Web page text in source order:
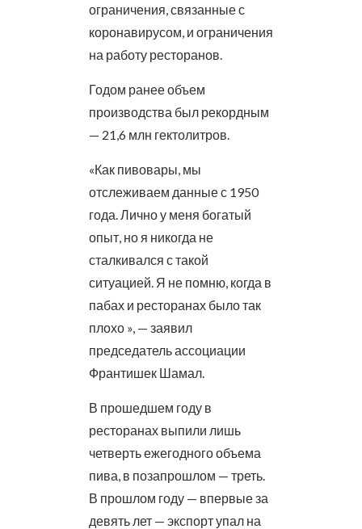
ограничения, связанные с
коронавирусом, и ограничения
на работу ресторанов.
Годом ранее объем
производства был рекордным
— 21,6 млн гектолитров.
«Как пивовары, мы
отслеживаем данные с 1950
года. Лично у меня богатый
опыт, но я никогда не
сталкивался с такой
ситуацией. Я не помню, когда в
пабах и ресторанах было так
плохо », — заявил
председатель ассоциации
Франтишек Шамал.
В прошедшем году в
ресторанах выпили лишь
четверть ежегодного объема
пива, в позапрошлом — треть.
В прошлом году — впервые за
девять лет — экспорт упал на